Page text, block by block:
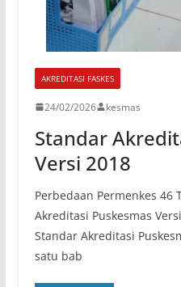
AKREDITASI FASKES
24/02/2026 kesmas
Standar
Versi 2018
Perbedaan Permenkes 46
Akreditasi Puskesmas
Standar Akreditasi
satu bab